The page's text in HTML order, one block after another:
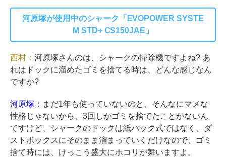
河原塚が使用中のシャーク「EVOPOWER SYSTE
M STD+ CS150JAE」
西村： 河原塚さんのは、シャークの掃除機ですよね? あ
れはドックに溜めたゴミを捨てる時は、どんな感じなん
ですか?
河原塚： まだ1年も使っていないのと、そんなにマメな
性格じゃないから、3回しかゴミを捨てたことがないん
ですけど、シャークのドックは紙パック式ではなく、ダ
ストボックスにそのまま溜まっていくだけなので、ゴミ
捨て時には、けっこう盛大にホコリが舞いますよ。